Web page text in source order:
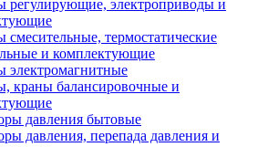
регулирующие, электроприводы и
смесительные, термостатические
и комплектующие
электромагнитные
краны балансировочные и
давления бытовые
давления, перепада давления и